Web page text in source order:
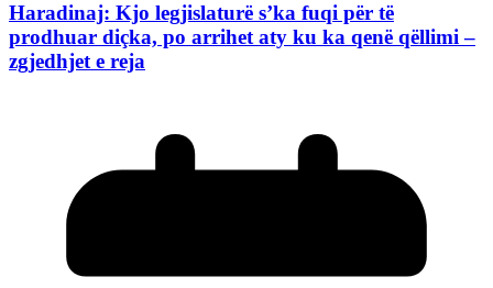
Haradinaj: Kjo legjislaturë s’ka fuqi për të
prodhuar diçka, po arrihet aty ku ka qenë qëllimi –
zgjedhjet e reja